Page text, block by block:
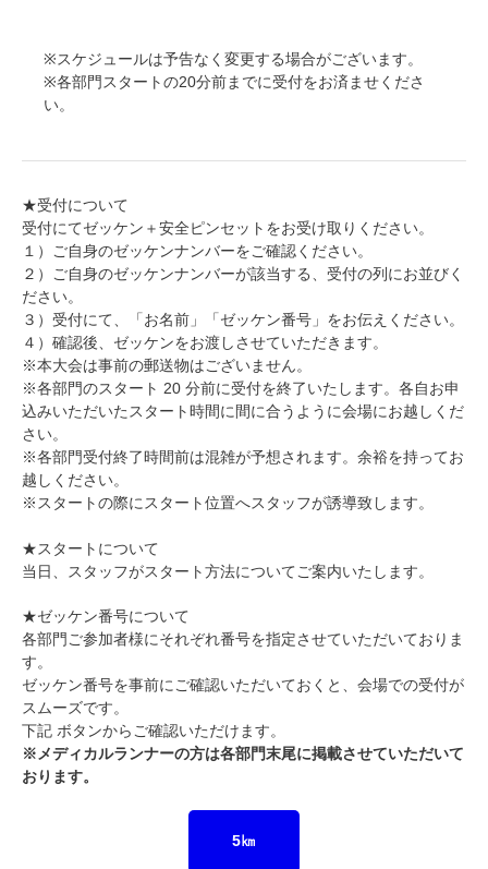
※スケジュールは予告なく変更する場合がございます。
※各部門スタートの20分前までに受付をお済ませくださ
い。
★受付について
受付にてゼッケン＋安全ピンセットをお受け取りください。
１）ご自身のゼッケンナンバーをご確認ください。
２）ご自身のゼッケンナンバーが該当する、受付の列にお並びく
ださい。
３）受付にて、「お名前」「ゼッケン番号」をお伝えください。
４）確認後、ゼッケンをお渡しさせていただきます。
※本大会は事前の郵送物はございません。
※各部門のスタート 20 分前に受付を終了いたします。各自お申
込みいただいたスタート時間に間に合うように会場にお越しくだ
さい。
※各部門受付終了時間前は混雑が予想されます。余裕を持ってお
越しください。
※スタートの際にスタート位置へスタッフが誘導致します。
★スタートについて
当日、スタッフがスタート方法についてご案内いたします。
★ゼッケン番号について
各部門ご参加者様にそれぞれ番号を指定させていただいておりま
す。
ゼッケン番号を事前にご確認いただいておくと、会場での受付が
スムーズです。
下記 ボタンからご確認いただけます。
※メディカルランナーの方は各部門末尾に掲載させていただいて
おります。
5㎞